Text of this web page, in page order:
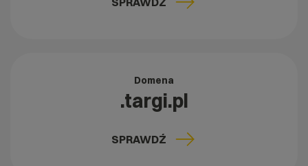
Domena
.targi.pl
SPRAWDŹ